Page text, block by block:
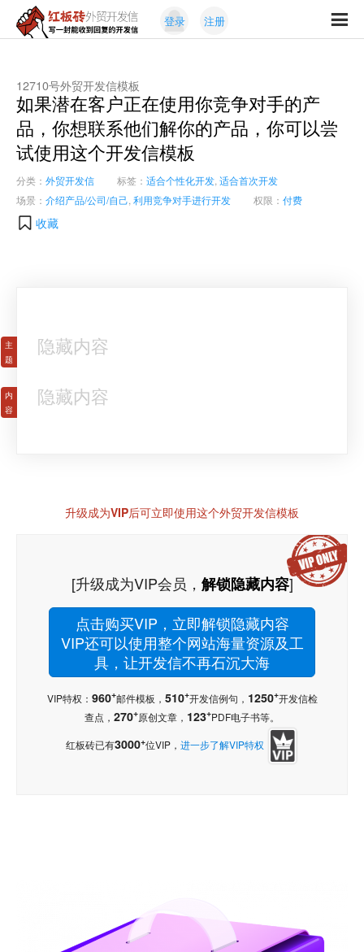
红
砖
外
贸
开
发
信
封
能
收
到
回
复
的
开
发
登录 注册
12710号外贸开发信模板
如果潜在客户正在使用你竞争对手的产
品，你想联系他们解你的产品，你可以尝
试使用这个开发信模板
分类： 外贸开发信 标签： 适合个性化开发 适合首次开发
场景： 介绍产品/公司/自己 利用竞争对手进行开发 权限： 付费
收藏
隐藏内容
隐藏内容
升级成为VIP后可立即使用这个外贸开发信模板
[升级成为VIP会员， 解锁隐藏内容]
点击购买VIP，立即解锁隐藏内容
VIP还可以使用整个网站海量资源及工
具，让开发信不再石沉大海
VIP特权： 960+邮件模板， 510+开发信例句， 1250+开发信检
查点， 270+原创文章， 123+PDF电子书等。
红板砖已有3000+位VIP， 进一步了解VIP特权